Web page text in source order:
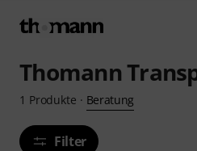
Thomann
1 Produkte · Beratung
Filter